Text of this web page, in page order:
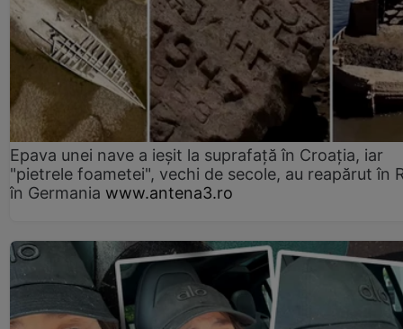
Epava unei nave a ieșit la suprafață în Croația, iar
"pietrele foametei", vechi de secole, au reapărut în
în Germania www.antena3.ro